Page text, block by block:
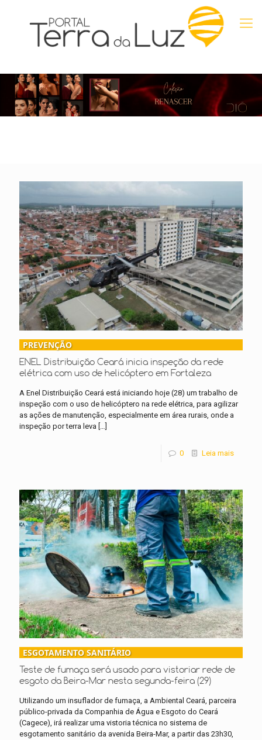
PREVENÇÃO
ENEL Distribuição Ceará inicia inspeção da rede
elétrica com uso de helicóptero em Fortaleza
A Enel Distribuição Ceará está iniciando hoje (28) um trabalho de
inspeção com o uso de helicóptero na rede elétrica, para agilizar
as ações de manutenção, especialmente em área rurais, onde a
inspeção por terra leva […]
0 Leia mais
ESGOTAMENTO SANITÁRIO
Teste de fumaça será usado para vistoriar rede de
esgoto da Beira-Mar nesta segunda-feira (29)
Utilizando um insuflador de fumaça, a Ambiental Ceará, parceira
público-privada da Companhia de Água e Esgoto do Ceará
(Cagece), irá realizar uma vistoria técnica no sistema de
esgotamento sanitário da avenida Beira-Mar, a partir das 23h30,